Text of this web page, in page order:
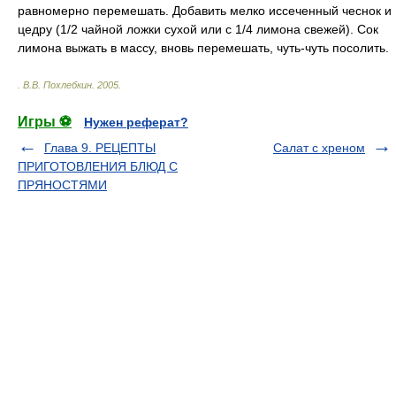
равномерно перемешать. Добавить мелко иссеченный чеснок и
цедру (1/2 чайной ложки сухой или с 1/4 лимона свежей). Сок
лимона выжать в массу, вновь перемешать, чуть-чуть посолить.
В.В. Похлебкин 2005
Игры ⚽
Нужен реферат?
Глава 9. РЕЦЕПТЫ
ПРИГОТОВЛЕНИЯ БЛЮД С
ПРЯНОСТЯМИ
Салат с хреном